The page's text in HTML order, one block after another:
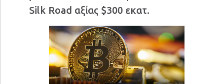
Silk Road αξίας $300 εκατ.